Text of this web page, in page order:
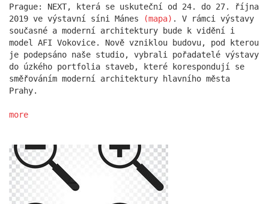
Prague: NEXT, která se uskuteční od 24. do 27. října
2019 ve výstavní síni Mánes
(mapa) . V rámci výstavy
současné a moderní architektury bude k vidění i
model AFI Vokovice. Nově vzniklou budovu, pod kterou
je podepsáno naše studio, vybrali pořadatelé výstavy
do úzkého portfolia staveb, které korespondují se
směřováním moderní architektury hlavního města
Prahy.
more